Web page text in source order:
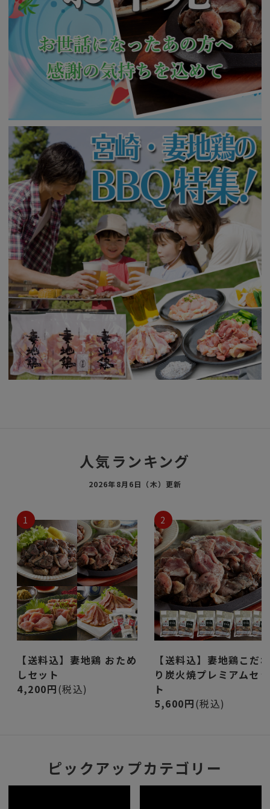
人気ランキング
2026年8月6日（木）更新
1
【送料込】妻地鶏 おため
しセット
4,200円(税込)
2
【送料込】妻地鶏こだ
り炭火焼プレミアムセッ
ト
5,600円(税込)
ピックアップカテゴリー